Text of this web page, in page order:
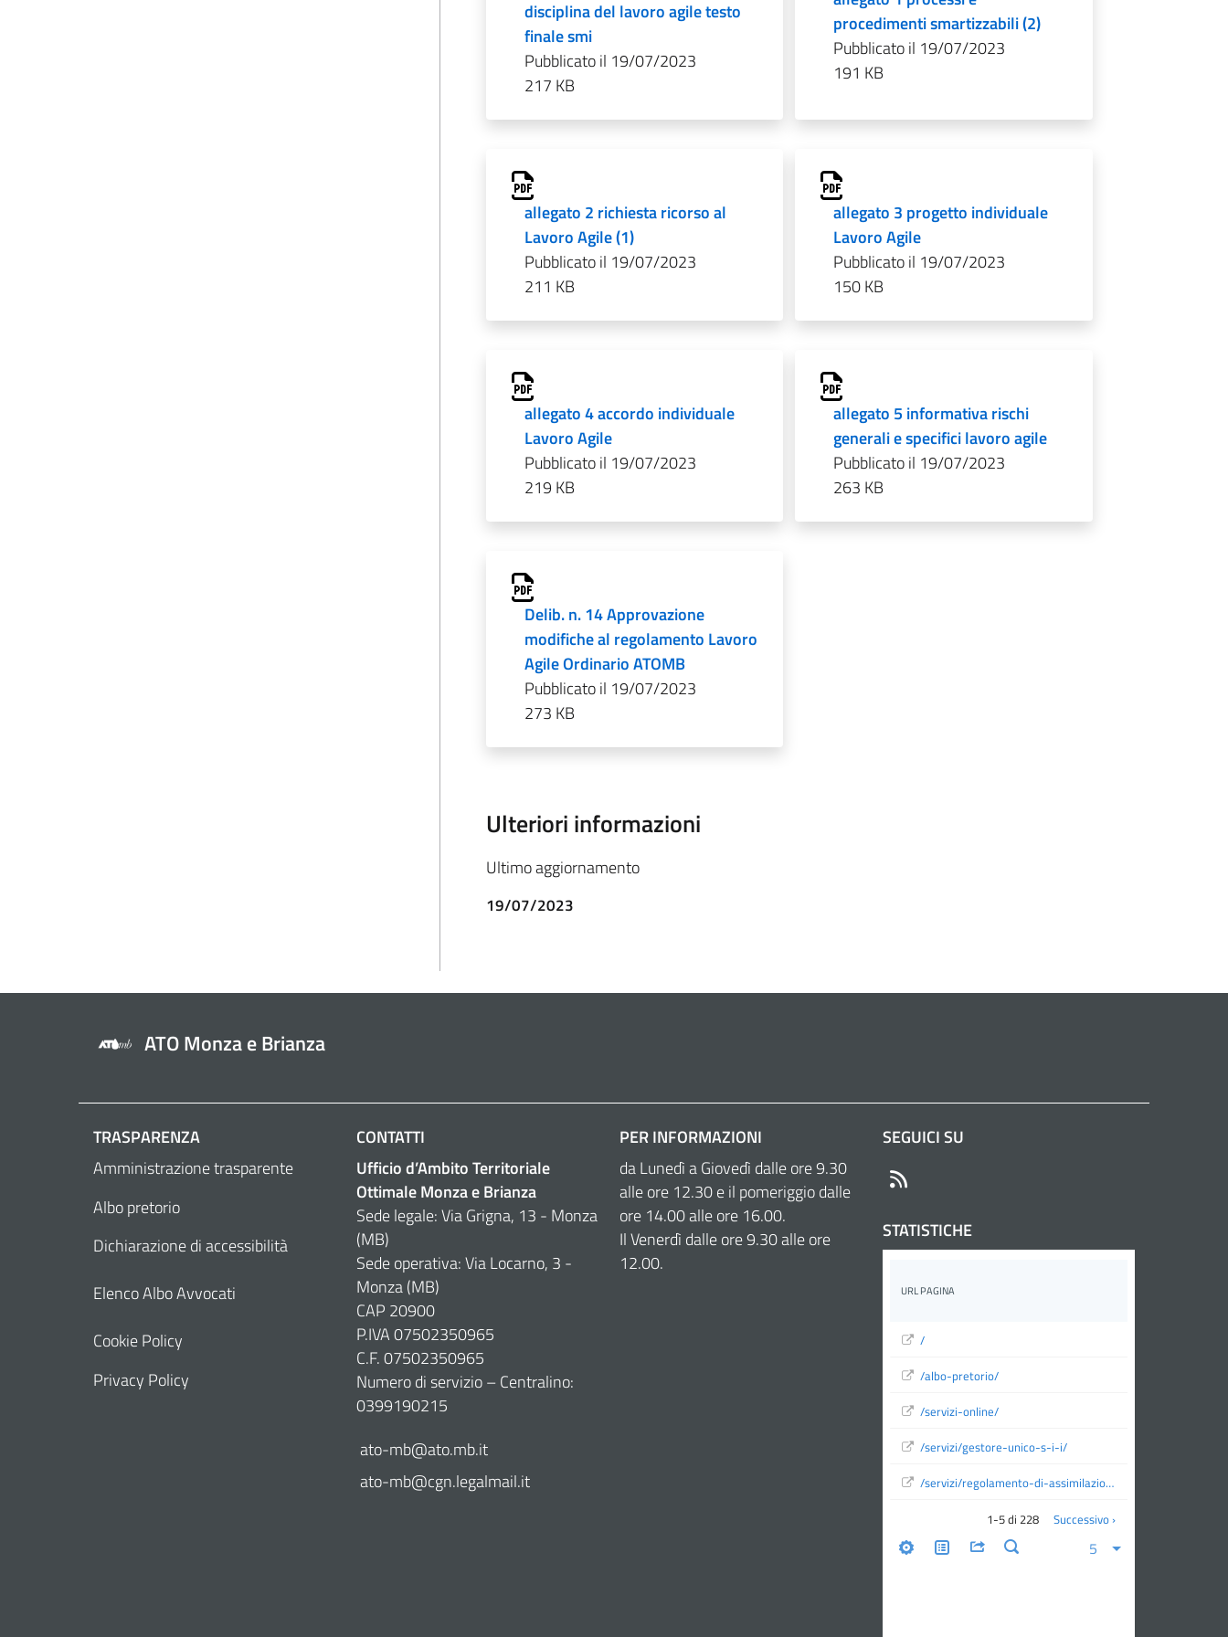
disciplina del lavoro agile testo
finale smi
Pubblicato il 19/07/2023
217 KB
procedimenti smartizzabili (2)
Pubblicato il 19/07/2023
191 KB
allegato 2 richiesta ricorso al
Lavoro Agile (1)
Pubblicato il 19/07/2023
211 KB
allegato 3 progetto individuale
Lavoro Agile
Pubblicato il 19/07/2023
150 KB
allegato 4 accordo individuale
Lavoro Agile
Pubblicato il 19/07/2023
219 KB
allegato 5 informativa rischi
generali e specifici lavoro agile
Pubblicato il 19/07/2023
263 KB
Delib. n. 14 Approvazione
modifiche al regolamento Lavoro
Agile Ordinario ATOMB
Pubblicato il 19/07/2023
273 KB
Ulteriori informazioni
Ultimo aggiornamento
19/07/2023
ATO Monza e Brianza
TRASPARENZA
Amministrazione trasparente
Albo pretorio
Dichiarazione di accessibilità
Elenco Albo Avvocati
Cookie Policy
Privacy Policy
CONTATTI
Ufficio d’Ambito Territoriale
Ottimale Monza e Brianza
Sede legale: Via Grigna, 13 - Monza
(MB)
Sede operativa: Via Locarno, 3 -
Monza (MB)
CAP 20900
P.IVA 07502350965
C.F. 07502350965
Numero di servizio – Centralino:
0399190215
ato-mb@ato.mb.it
ato-mb@cgn.legalmail.it
PER INFORMAZIONI
da Lunedì a Giovedì dalle ore 9.30
alle ore 12.30 e il pomeriggio dalle
ore 14.00 alle ore 16.00.
Il Venerdì dalle ore 9.30 alle ore
12.00.
SEGUICI SU
STATISTICHE